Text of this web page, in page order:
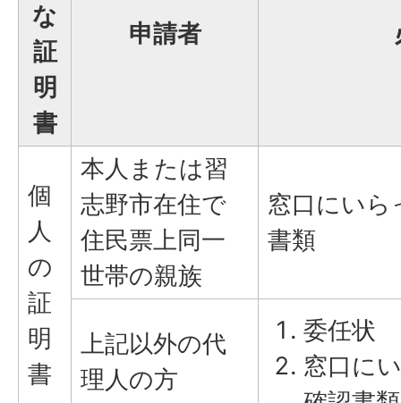
な
証
明
書
申請者
個
人
の
証
明
書
本人または習
志野市在住で
住民票上同一
世帯の親族
窓口にいら
書類
上記以外の代
理人の方
委任状
窓口に